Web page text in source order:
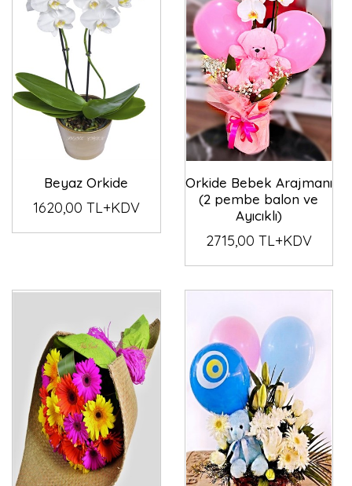
Beyaz Orkide
1620,00 TL+KDV
Orkide Bebek Arajmanı
(2 pembe balon ve
Ayıcıklı)
2715,00 TL+KDV